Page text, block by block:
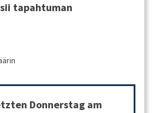
tapahtuman
Donnerstag am